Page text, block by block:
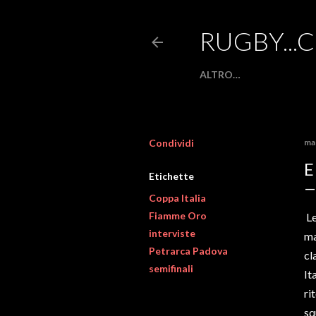
ALTRO…
Condividi
Etichette
Coppa Italia
Fiamme Oro
interviste
Petrarca Padova
semifinali